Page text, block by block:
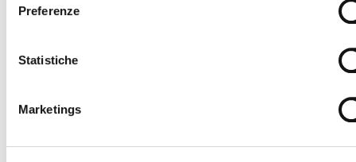
Preferenze
Statistiche
Marketings
INIZIA LA